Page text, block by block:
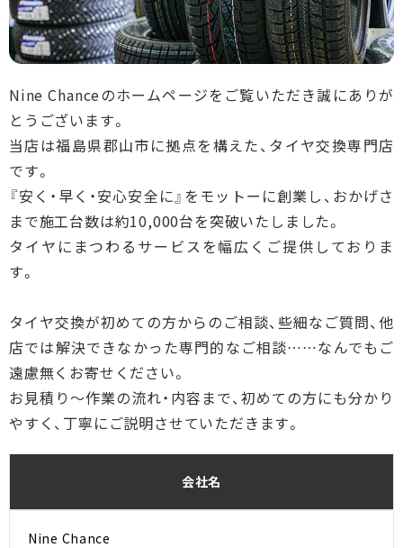
Nine Chanceのホームページをご覧いただき誠にありが
とうございます。
当店は福島県郡山市に拠点を構えた、タイヤ交換専門店
です。
『安く・早く・安心安全に』をモットーに創業し、おかげさ
まで施工台数は約10,000台を突破いたしました。
タイヤにまつわるサービスを幅広くご提供しておりま
す。
タイヤ交換が初めての方からのご相談、些細なご質問、他
店では解決できなかった専門的なご相談……なんでもご
遠慮無くお寄せください。
お見積り〜作業の流れ・内容まで、初めての方にも分かり
やすく、丁寧にご説明させていただきます。
会社名
Nine Chance